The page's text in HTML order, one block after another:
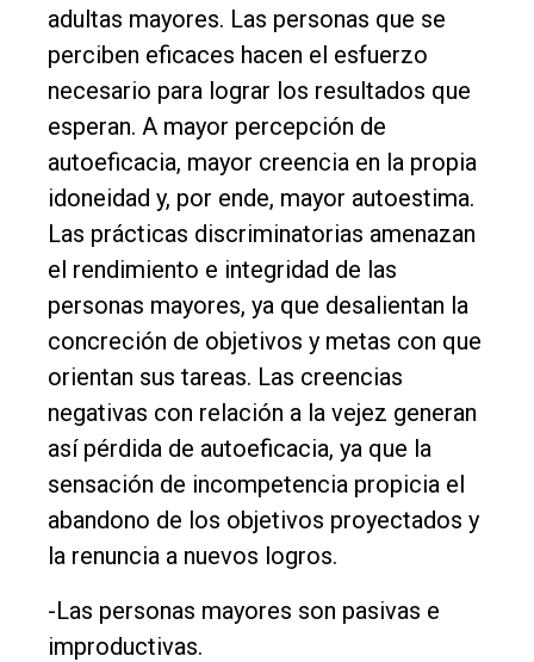
adultas mayores. Las personas que se
perciben eficaces hacen el esfuerzo
necesario para lograr los resultados que
esperan. A mayor percepción de
autoeficacia, mayor creencia en la propia
idoneidad y, por ende, mayor autoestima.
Las prácticas discriminatorias amenazan
el rendimiento e integridad de las
personas mayores, ya que desalientan la
concreción de objetivos y metas con que
orientan sus tareas. Las creencias
negativas con relación a la vejez generan
así pérdida de autoeficacia, ya que la
sensación de incompetencia propicia el
abandono de los objetivos proyectados y
la renuncia a nuevos logros.
-Las personas mayores son pasivas e
improductivas.